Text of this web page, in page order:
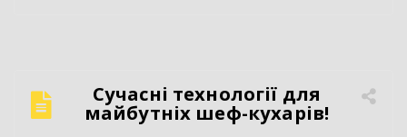
Сучасний автослюсар — це вже давно не про
«просто крутити гайки». Це інтелектуальна
праця, комп’ютерна діагностика, знання
Сучасні технології для
майбутніх шеф-кухарів!